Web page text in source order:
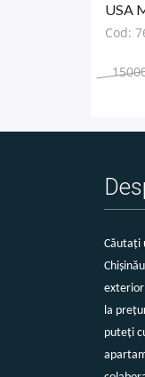
USA
Cod:
Căutați
la
puteți